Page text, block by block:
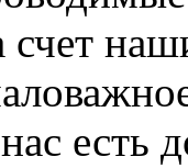
счет
есть